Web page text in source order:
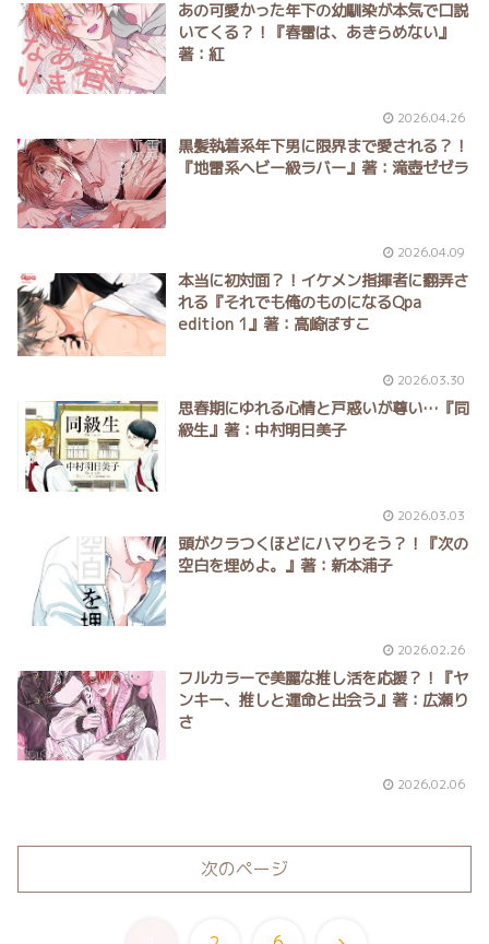
あの可愛かった年下の幼馴染が本気で口説
いてくる？！『春雷は、あきらめない』
著：紅
2026.04.26
黒髪執着系年下男に限界まで愛される？！
『地雷系ヘビー級ラバー』著：滝壺ゼゼラ
2026.04.09
本当に初対面？！イケメン指揮者に翻弄さ
れる『それでも俺のものになるQpa
edition 1』著：高崎ぼすこ
2026.03.30
思春期にゆれる心情と戸惑いが尊い…『同
級生』著：中村明日美子
2026.03.03
頭がクラつくほどにハマりそう？！『次の
空白を埋めよ。』著：新本浦子
2026.02.26
フルカラーで美麗な推し活を応援？！『ヤ
ンキー、推しと運命と出会う』著：広瀬り
さ
2026.02.06
次のページ